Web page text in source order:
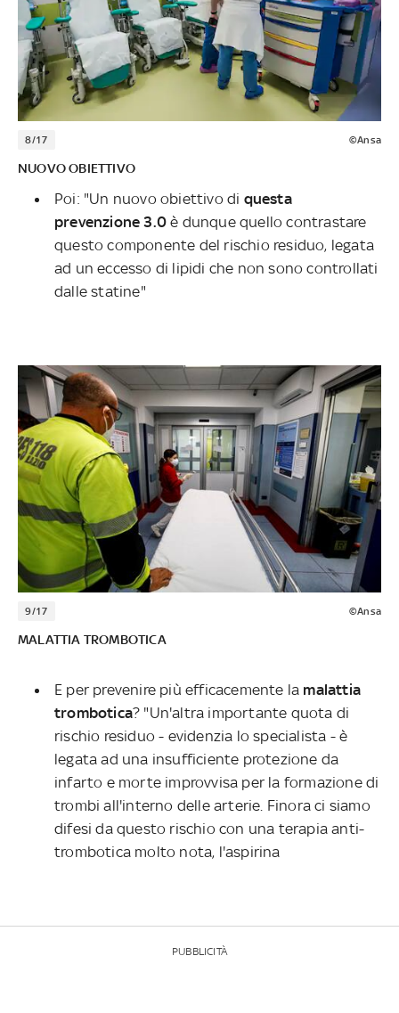
8/17 ©Ansa
NUOVO OBIETTIVO
Poi: "Un nuovo obiettivo di questa
prevenzione 3.0è dunque quello contrastare
questo componente del rischio residuo, legata
ad un eccesso di lipidi che non sono controllati
dalle statine"
9/17 ©Ansa
MALATTIA TROMBOTICA
E per prevenire più efficacemente la malattia
trombotica? "Un'altra importante quota di
rischio residuo - evidenzia lo specialista - è
legata ad una insufficiente protezione da
infarto e morte improvvisa per la formazione di
trombi all'interno delle arterie. Finora ci siamo
difesi da questo rischio con una terapia anti-
trombotica molto nota, l'aspirina
PUBBLICITÀ